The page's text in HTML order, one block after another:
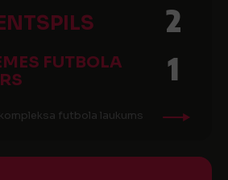
2
FUTBOLA
1
futbola laukums